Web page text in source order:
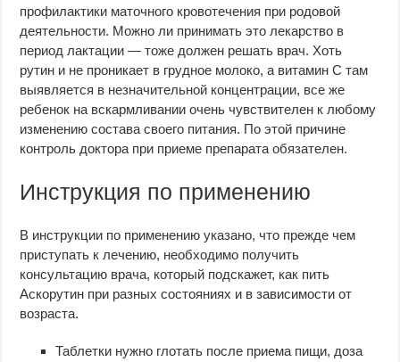
профилактики маточного кровотечения при родовой
деятельности. Можно ли принимать это лекарство в
период лактации — тоже должен решать врач. Хоть
рутин и не проникает в грудное молоко, а витамин С там
выявляется в незначительной концентрации, все же
ребенок на вскармливании очень чувствителен к любому
изменению состава своего питания. По этой причине
контроль доктора при приеме препарата обязателен.
Инструкция по применению
В инструкции по применению указано, что прежде чем
приступать к лечению, необходимо получить
консультацию врача, который подскажет, как пить
Аскорутин при разных состояниях и в зависимости от
возраста.
Таблетки нужно глотать после приема пищи, доза